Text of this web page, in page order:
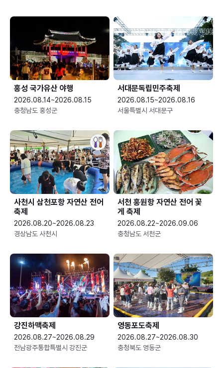
홍성 국가유산 야행
2026.08.14~2026.08.15
충청남도 홍성군
서대문독립민주축제
2026.08.15~2026.08.16
서울특별시 서대문구
사천시 삼천포항 자연산 전어
축제
2026.08.20~2026.08.23
경상남도 사천시
서천 홍원항 자연산 전어 꽃
게 축제
2026.08.22~2026.09.06
충청남도 서천군
강진하맥축제
2026.08.27~2026.08.29
전남광주통합특별시 강진군
영동포도축제
2026.08.27~2026.08.30
충청북도 영동군